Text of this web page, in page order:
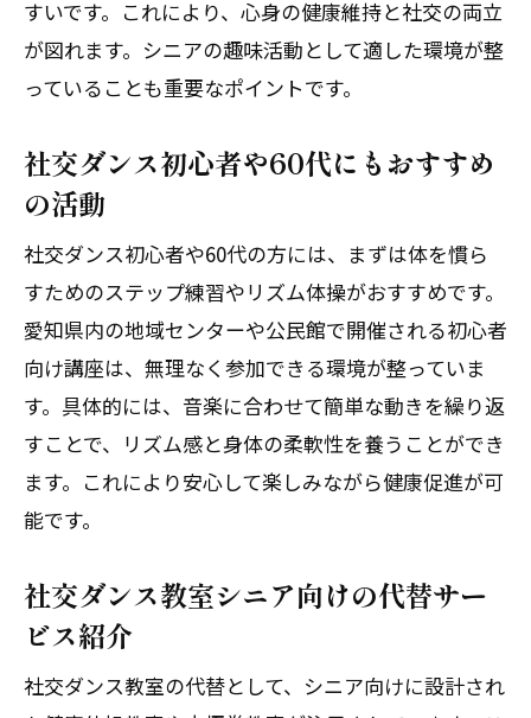
すいです。これにより、心身の健康維持と社交の両立
が図れます。シニアの趣味活動として適した環境が整
っていることも重要なポイントです。
社交ダンス初心者や60代にもおすすめ
の活動
社交ダンス初心者や60代の方には、まずは体を慣ら
すためのステップ練習やリズム体操がおすすめです。
愛知県内の地域センターや公民館で開催される初心者
向け講座は、無理なく参加できる環境が整っていま
す。具体的には、音楽に合わせて簡単な動きを繰り返
すことで、リズム感と身体の柔軟性を養うことができ
ます。これにより安心して楽しみながら健康促進が可
能です。
社交ダンス教室シニア向けの代替サー
ビス紹介
社交ダンス教室の代替として、シニア向けに設計され